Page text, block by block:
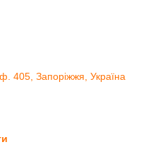
405, Запоріжжя, Україна